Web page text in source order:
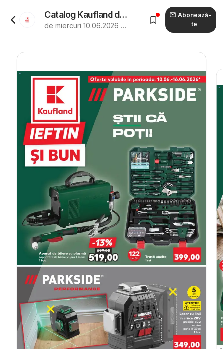
Catalog Kaufland de la 10.06.2026 - Revista "Kaufland Catalog Nonfood"
de miercuri 10.06.2026 până marți 16.06.2026
Abonează-
te